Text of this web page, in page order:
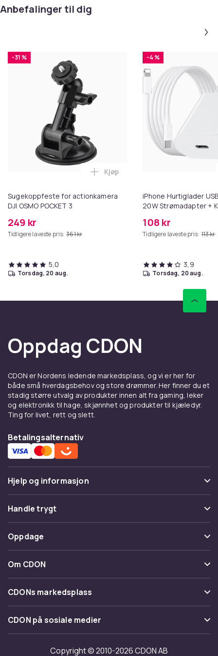
Anbefalinger til dig
-31 %
Sugekoppfeste for actionkamera
DJI OSMO POCKET 3
249 kr
Tidligere laveste pris: 361 kr
Legg Sugekoppfeste for
Kjøp
5,0
torsdag, 20 aug.
-4 %
iPhone Hurtiglader
20W Strømadapter +
108 kr
Tidligere laveste pris: 113 kr
3,9
torsdag, 20 aug.
Oppdag CDON
CDON er Nordens ledende markedsplass, og vi er her for
både små hverdagsbehov og store drømmer. Her finner du et
stadig større utvalg av produkter innen alt fra gaming, leker
og elektronikk til hage, skjønnhet og produkter til kjæledyr.
Ting for livet, rett og slett.
Betalingsalternativ
Hjelp og informasjon
Vanlige spørsmål
Spor pakke
Angre & returner her
Kontakt oss
Handle trygt
Betaling
Levering
Tilbakekallinger
Oppdage
Kategorier
Varemerker
Om CDON
Om oss
Kundeanmeldelser
Jobbe på CDON
Investor relations
CDONs markedsplass
Merchant Help Center
CDON på sosiale medier
Copyright © 2010-2026 CDON AB